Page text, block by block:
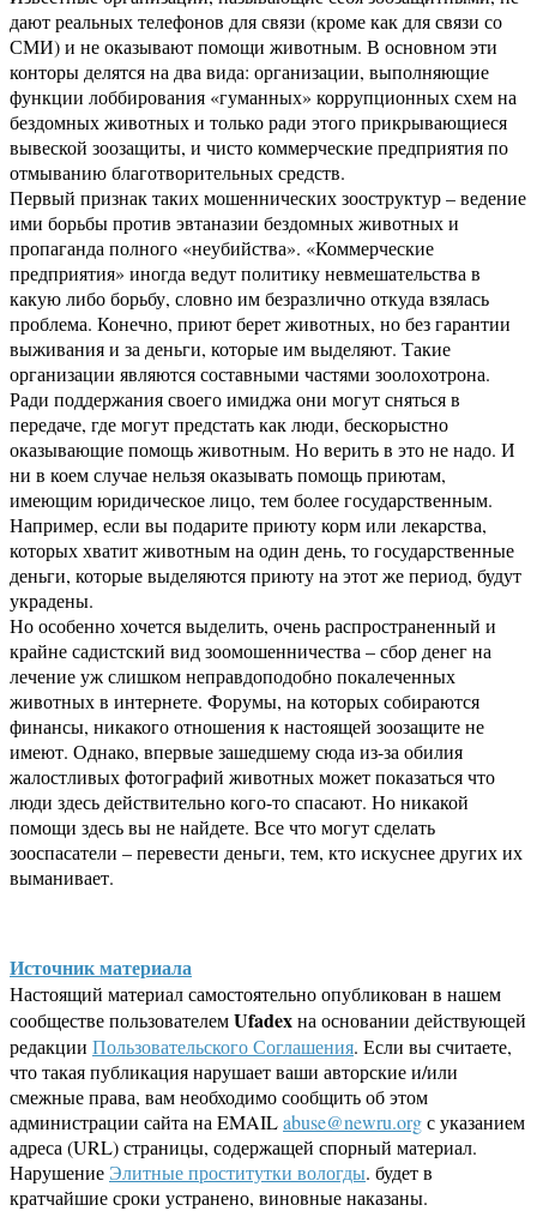
дают реальных телефонов для связи (кроме как для связи со
СМИ) и не оказывают помощи животным. В основном эти
конторы делятся на два вида: организации, выполняющие
функции лоббирования «гуманных» коррупционных схем на
бездомных животных и только ради этого прикрывающиеся
вывеской зоозащиты, и чисто коммерческие предприятия по
отмыванию благотворительных средств.
Первый признак таких мошеннических зооструктур – ведение
ими борьбы против эвтаназии бездомных животных и
пропаганда полного «неубийства». «Коммерческие
предприятия» иногда ведут политику невмешательства в
какую либо борьбу, словно им безразлично откуда взялась
проблема. Конечно, приют берет животных, но без гарантии
выживания и за деньги, которые им выделяют. Такие
организации являются составными частями зоолохотрона.
Ради поддержания своего имиджа они могут сняться в
передаче, где могут предстать как люди, бескорыстно
оказывающие помощь животным. Но верить в это не надо. И
ни в коем случае нельзя оказывать помощь приютам,
имеющим юридическое лицо, тем более государственным.
Например, если вы подарите приюту корм или лекарства,
которых хватит животным на один день, то государственные
деньги, которые выделяются приюту на этот же период, будут
украдены.
Но особенно хочется выделить, очень распространенный и
крайне садистский вид зоомошенничества – сбор денег на
лечение уж слишком неправдоподобно покалеченных
животных в интернете. Форумы, на которых собираются
финансы, никакого отношения к настоящей зоозащите не
имеют. Однако, впервые зашедшему сюда из-за обилия
жалостливых фотографий животных может показаться что
люди здесь действительно кого-то спасают. Но никакой
помощи здесь вы не найдете. Все что могут сделать
зооспасатели – перевести деньги, тем, кто искуснее других их
выманивает.
Источник материала
Настоящий материал самостоятельно опубликован в нашем
сообществе пользователемUfadexна основании действующей
редакции Пользовательского Соглашения. Если вы считаете,
что такая публикация нарушает ваши авторские и/или
смежные права, вам необходимо сообщить об этом
администрации сайта на EMAILabuse@newru.orgс указанием
адреса (URL) страницы, содержащей спорный материал.
Нарушение Элитные проститутки вологды. будет в
кратчайшие сроки устранено, виновные наказаны.